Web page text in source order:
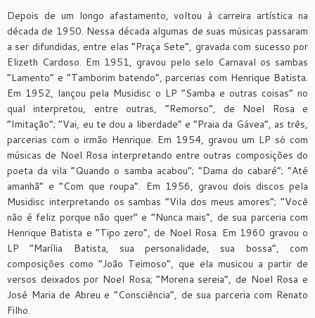
Depois de um longo afastamento, voltou à carreira artística na
década de 1950. Nessa década algumas de suas músicas passaram
a ser difundidas, entre elas “Praça Sete”, gravada com sucesso por
Elizeth Cardoso. Em 1951, gravou pelo selo Carnaval os sambas
“Lamento” e “Tamborim batendo”, parcerias com Henrique Batista.
Em 1952, lançou pela Musidisc o LP “Samba e outras coisas” no
qual interpretou, entre outras, “Remorso”, de Noel Rosa e
“Imitação”; “Vai, eu te dou a liberdade” e “Praia da Gávea”, as três,
parcerias com o irmão Henrique. Em 1954, gravou um LP só com
músicas de Noel Rosa interpretando entre outras composições do
poeta da vila “Quando o samba acabou”; “Dama do cabaré”; “Até
amanhã” e “Com que roupa”. Em 1956, gravou dois discos pela
Musidisc interpretando os sambas “Vila dos meus amores”; “Você
não é feliz porque não quer” e “Nunca mais”, de sua parceria com
Henrique Batista e “Tipo zero”, de Noel Rosa. Em 1960 gravou o
LP “Marília Batista, sua personalidade, sua bossa”, com
composições como “João Teimoso”, que ela musicou a partir de
versos deixados por Noel Rosa; “Morena sereia”, de Noel Rosa e
José Maria de Abreu e “Consciência”, de sua parceria com Renato
Filho.